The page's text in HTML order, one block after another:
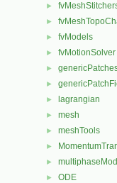
►
►
► fvModels
► fvMotionSolver
►
►
► lagrangian
► mesh
► meshTools
►
►
► ODE